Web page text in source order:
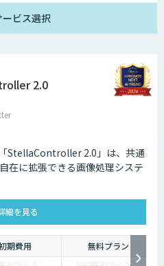
ービス選択
2.0
StellaController 2.0」は、共通
在に拡張できる画像処理システ
細を見る
期費用
無料プラン